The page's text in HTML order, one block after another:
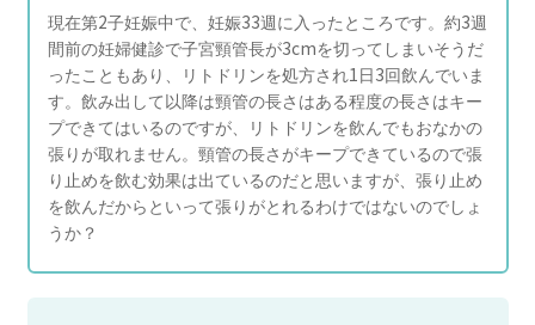
現在第2子妊娠中で、妊娠33週に入ったところです。約3週
間前の妊婦健診で子宮頸管長が3cmを切ってしまいそうだ
ったこともあり、リトドリンを処方され1日3回飲んでいま
す。飲み出して以降は頸管の長さはある程度の長さはキー
プできてはいるのですが、リトドリンを飲んでもおなかの
張りが取れません。頸管の長さがキープできているので張
り止めを飲む効果は出ているのだと思いますが、張り止め
を飲んだからといって張りがとれるわけではないのでしょ
うか？